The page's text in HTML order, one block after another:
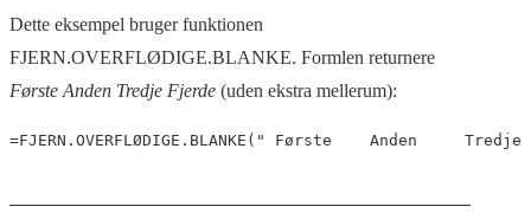
Dette eksempel bruger funktionen
FJERN.OVERFLØDIGE.BLANKE. Formlen returnere
Første Anden Tredje Fjerde (uden ekstra mellerum):
=FJERN.OVERFLØDIGE.BLANKE(" Første    Anden